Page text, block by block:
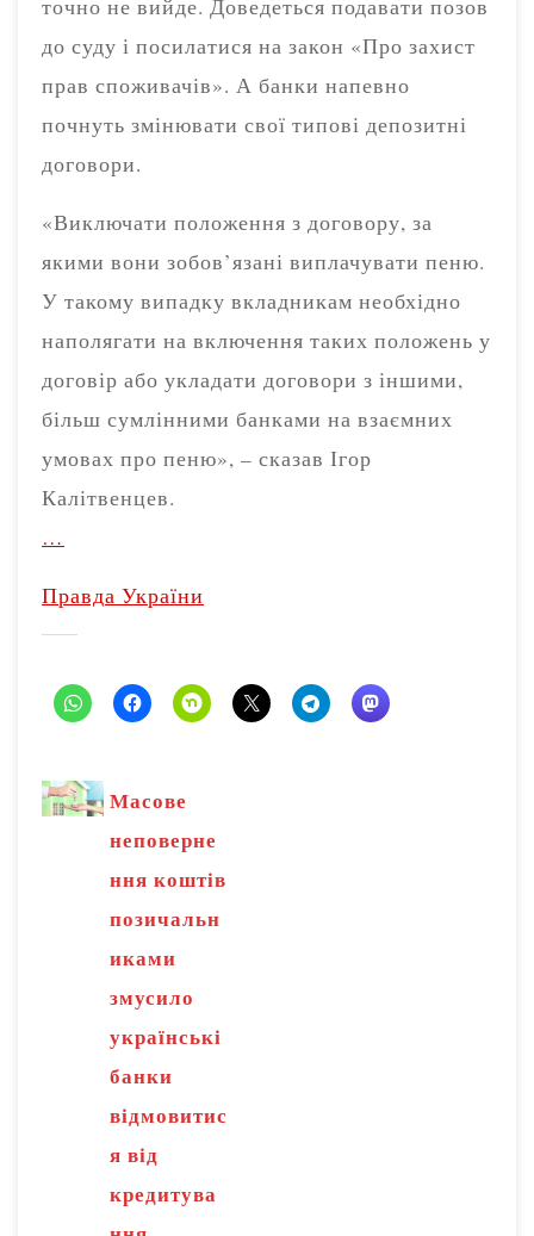
точно не вийде. Доведеться подавати позов
до суду і посилатися на закон «Про захист
прав споживачів». А банки напевно
почнуть змінювати свої типові депозитні
договори.
«Виключати положення з договору, за
якими вони зобов’язані виплачувати пеню.
У такому випадку вкладникам необхідно
наполягати на включення таких положень у
договір або укладати договори з іншими,
більш сумлінними банками на взаємних
умовах про пеню», – сказав Ігор
Калітвенцев.
…
Правда України
Масове
неповерне
ння коштів
позичальн
иками
змусило
українські
банки
відмовитис
я від
кредитува